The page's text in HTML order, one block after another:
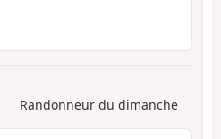
Randonneur du dimanche